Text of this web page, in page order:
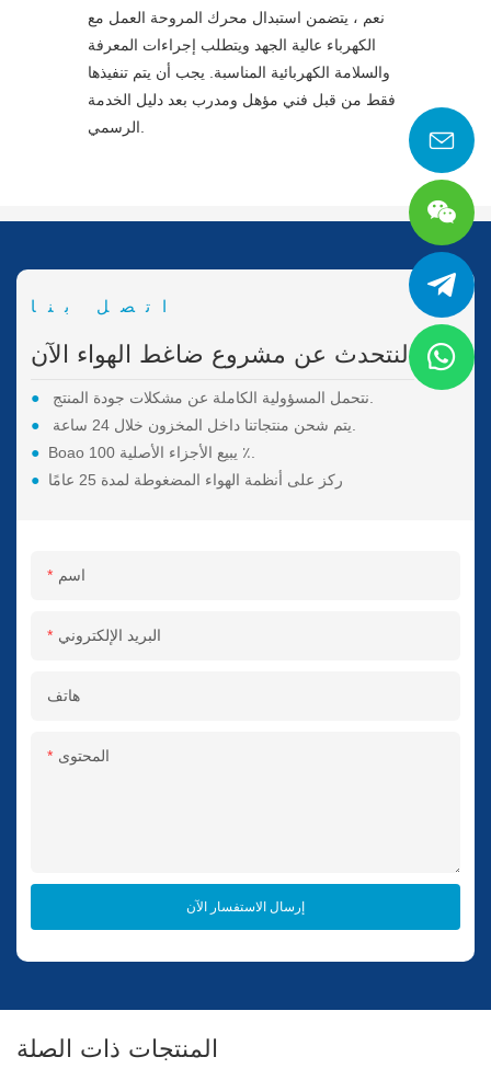
نعم ، يتضمن استبدال محرك المروحة العمل مع
الكهرباء عالية الجهد ويتطلب إجراءات المعرفة
والسلامة الكهربائية المناسبة. يجب أن يتم تنفيذها
فقط من قبل فني مؤهل ومدرب بعد دليل الخدمة
اتصل بنا
لنتحدث عن مشروع ضاغط الهواء الآن.
●
نتحمل المسؤولية الكاملة عن مشكلات جودة المنتج.
●
يتم شحن منتجاتنا داخل المخزون خلال 24 ساعة.
●
Boao يبيع الأجزاء الأصلية 100 ٪.
●
ركز على أنظمة الهواء المضغوطة لمدة 25 عامًا
اسم
البريد الإلكتروني
هاتف
المحتوى
إرسال الاستفسار الآن
المنتجات ذات الصلة